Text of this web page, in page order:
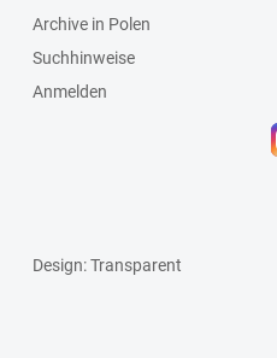
Archive in Polen
Suchhinweise
Anmelden
Design: Transparent